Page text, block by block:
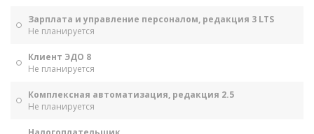
Зарплата и управление персоналом, редакция 3 LTS
Не планируется
Клиент ЭДО 8
Не планируется
Комплексная автоматизация, редакция 2.5
Не планируется